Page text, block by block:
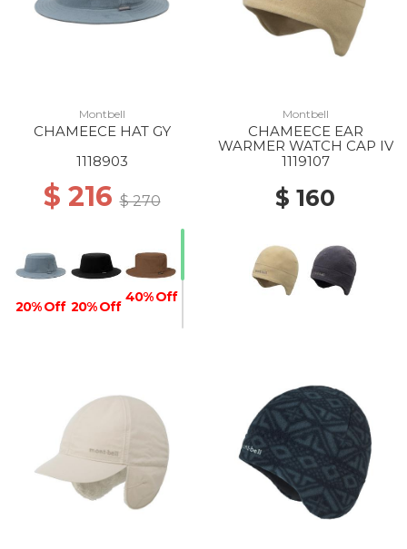
Montbell
CHAMEECE HAT GY
1118903
$ 216$ 270
20% Off 20% Off
40% Off
40% Off
Montbell
CHAMEECE EAR
WARMER WATCH CAP IV
1119107
$ 160